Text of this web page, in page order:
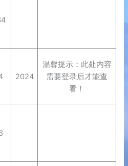
2024
温馨提示：此处内容
需要登录后才能查
看！